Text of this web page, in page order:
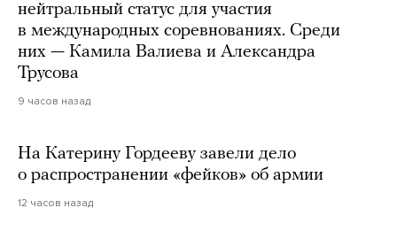
нейтральный статус для участия
в международных соревнованиях. Среди
них — Камила Валиева и Александра
Трусова
9 часов назад
На Катерину Гордееву завели дело
о распространении «фейков» об армии
12 часов назад